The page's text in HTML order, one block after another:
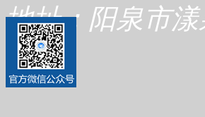
地址：阳泉市